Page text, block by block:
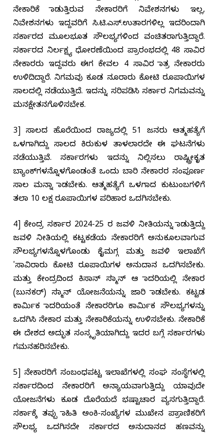
ನೇಕಾರಿಕೆ ಮಾಡುತ್ತಿರುವ ನೇಕಾರರಿಗೆ ನಿವೇಶನಗಳು ಇಲ್ಲ,
ನಿವೇಶನಗಳು ಇದ್ದವರಿಗೆ ಸಿ.ಟಿ.ಎಸ್.ಉತಾರಗಳಿಲ್ಲ ಇದರಿಂದಾಗಿ
ಸರ್ಕಾರದ ಮೂಲಭೂತ ಸೌಲಭ್ಯಗಳಿಂದ ವಂಚಿತರಾಗುತ್ತಿದ್ದಾರೆ.
ಸರ್ಕಾರದ ನಿರ್ಲಕ್ಷ್ಯ ಧೋರಣೆಯಿಂದ ಪ್ರಾರಂಭದಲ್ಲಿ 48 ಸಾವಿರ
ನೇಕಾರರು ಇದ್ದವರು ಈಗ ಕೇವಲ 4 ಸಾವಿರ ಮಾತ್ರ ನೇಕಾರರು
ಉಳಿದಿದ್ದಾರೆ. ನಿಗಮವು ಕೂಡ ನೂರಾರು ಕೋಟಿ ರೂಪಾಯಿಗಳ
ಸಾಲದಲ್ಲಿ ನಡೆಯುತ್ತಿದೆ. ಇದನ್ನು ಸರಿಪಡಿಸಿ ಸರ್ಕಾರ ನಿಗಮವನ್ನು
ಮನಕ್ಷೇತನಗೊಳಿಸಬೇಕ.
3] ಸಾಲದ ಹೊರೆಯಿಂದ ರಾಜ್ಯದಲ್ಲಿ 51 ಜನರು ಆತ್ಮಹತ್ಯೆಗೆ
ಒಳಗಾಗಿದ್ದು ಸಾಲದ ಕಿರುಕುಳ ತಾಳಲಾರದೇ ಈ ಘಟನೆಗಳು
ನಡೆಯುತ್ತಿವೆ. ಸರ್ಕಾರಗಳು ಇದನ್ನು ನಿಲ್ಲಿಸಲು ರಾಷ್ಟ್ರೀಕೃತ
ಬ್ಯಾಂಕ್‌ಗಳನ್ನೊಳಗೊಂಡಂತೆ ಒಂದು ಬಾರಿ ನೇಕಾರರ ಸಂಪೂರ್ಣ
ಸಾಲ ಮನ್ನಾ ಮಾಡಬೇಕು. ಆತ್ಮಹತ್ಯೆಗೆ ಒಳಗಾದ ಕುಟುಂಬಗಳಿಗೆ
ತಲಾ 10 ಲಕ್ಷ ರೂಪಾಯಿಗಳ ಪರಿಹಾರ ಒದಗಿಸಬೇಕು.
4] ಕೇಂದ್ರ ಸರ್ಕಾರ 2024-25 ರ ಜವಳಿ ನೀತಿಯನ್ನು ಮಾಡುತ್ತಿದ್ದು
ಜವಳಿ ನೀತಿಯಲ್ಲಿ ಕಟ್ಟಕಡೆಯ ನೇಕಾರರಿಗೆ ಅನುಕೂಲವಾಗುವ
ಸೌಲಭ್ಯಗಳನ್ನೊಳಗೊಂಡು ಕೈಮಗ್ಗ ಮತ್ತು ಜವಳಿ ಇಲಾಖೆಗೆ
'ಸಾವಿರಾರು ಕೋಟಿ ರೂಪಾಯಿಗಳ ಅನುದಾನ ಒದಗಿಸಬೇಕು.
ಮತ್ತು ಕೇಂದ್ರದಿಂದ ಕಿಸಾನ್ ಸಮ್ಮಾನ್ ಆ ಮಾದರಿಯಲ್ಲಿ ನೇಕಾರ
(ಬುನಕರ್) ಸಮ್ಮಾನ್ ಯೋಜನೆಯನ್ನು ಜಾರಿ ಮಾಡಬೇಕು. ಕಟ್ಟಡ
ಕಾರ್ಮಿಕ ಮಾದರಿಯಂತೆ ನೇಕಾರರಿಗೂ ಕಾರ್ಮಿಕ ಸೌಲಭ್ಯಗಳನ್ನು
ಒದಗಿಸಿ ನೇಕಾರ ಮತ್ತು ನೇಕಾರಿಕೆಯನ್ನು ಉಳಿಸಬೇಕು. ನೇಕಾರಿಕೆ
ಈ ದೇಶದ ಅದ್ಭುತ ಸಂಸ್ಕೃತಿಯಾಗಿದ್ದು ಇದರ ಬಗ್ಗೆ ಸರ್ಕಾರಗಳು
ಗಮನಹರಿಸಬೇಕು.
5] ನೇಕಾರರಿಗೆ ಸಂಬಂಧಪಟ್ಟ ಇಲಾಖೆಗಳಲ್ಲಿ ಸಂಘ ಸಂಸ್ಥೆಗಳಲ್ಲಿ
ಸರ್ಕಾರದಿಂದ ನೇಕಾರರಿಗೆ ಅನ್ಯಾಯವಾಗುತ್ತಿದ್ದು ಯಾವುದೇ
ಯೋಜನೆಗಳು ಕೂಡ ದೊರೆಯದೆ ಭಷ್ಟಾಚಾರ ವ್ಯಸಗುತ್ತಿದ್ದಾರೆ.
ಸರ್ಕಾಕ್ಕೆ ತಪ್ಪು ಮಾಹಿತಿ ಅಂಕಿ-ಸಂಖ್ಯೆಗಳ ಮುಖೇನ ಪ್ರಾಮಾಣಿಕರಿಗೆ
ಸೌಲಭ್ಯ ಒದಗಿಸದೇ ಸರ್ಕಾರದ ಅನುದಾನದ ಹಣವನ್ನು